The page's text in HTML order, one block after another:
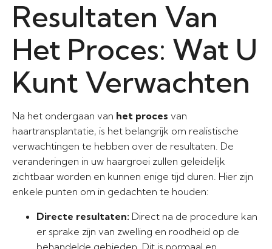
Resultaten Van
Het Proces: Wat U
Kunt Verwachten
Na het ondergaan van het proces van
haartransplantatie, is het belangrijk om realistische
verwachtingen te hebben over de resultaten. De
veranderingen in uw haargroei zullen geleidelijk
zichtbaar worden en kunnen enige tijd duren. Hier zijn
enkele punten om in gedachten te houden:
Directe resultaten: Direct na de procedure kan
er sprake zijn van zwelling en roodheid op de
behandelde gebieden. Dit is normaal en